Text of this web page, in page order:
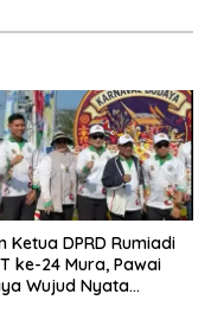
Ketua DPRD Rumiadi
ke-24 Mura, Pawai
Wujud Nyata